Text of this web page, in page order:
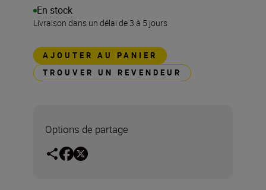
En stock
Livraison dans un délai de 3 à 5 jours
AJOUTER AU PANIER
TROUVER UN REVENDEUR
Options de partage